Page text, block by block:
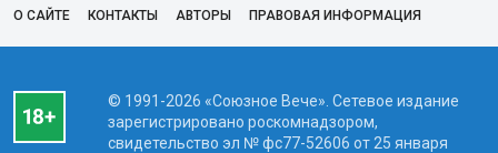
О САЙТЕ КОНТАКТЫ АВТОРЫ ПРАВОВАЯ ИНФОРМАЦИЯ
© 1991-2026 «Союзное Вече». Сетевое издание
зарегистрировано роскомнадзором,
свидетельство эл № фc77-52606 от 25 января